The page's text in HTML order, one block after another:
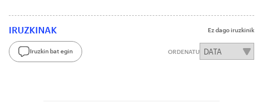
IRUZKINAK Ez dago iruzkinik
Iruzkin bat egin ORDENATU